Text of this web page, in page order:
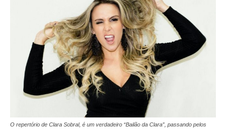
O repertório de Clara Sobral, é um verdadeiro “Bailão da Clara”, passando pelos